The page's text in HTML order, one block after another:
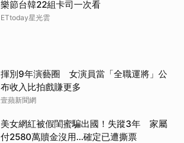
樂節台韓22組卡司一次看
ETtoday星光雲
揮別9年演藝圈 女演員當「全職運將」公
布收入比拍戲賺更多
壹蘋新聞網
美女網紅被假閨蜜騙出國！失蹤3年 家屬
付2580萬贖金沒用…確定已遭撕票